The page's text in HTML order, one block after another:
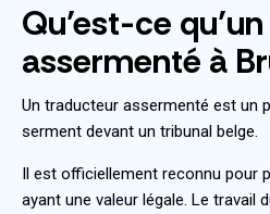
Qu’est-ce
assermenté à
Un traducteur assermenté est un
serment devant un tribunal belge.
Il est officiellement reconnu pour
ayant une valeur légale. Le travail